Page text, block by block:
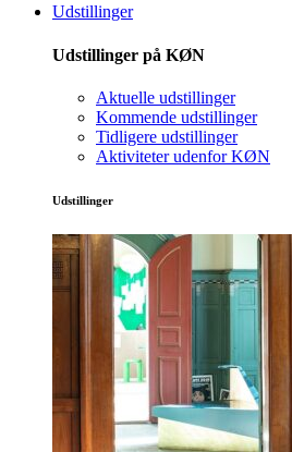
Udstillinger
Udstillinger på KØN
Aktuelle udstillinger
Kommende udstillinger
Tidligere udstillinger
Aktiviteter udenfor KØN
Udstillinger